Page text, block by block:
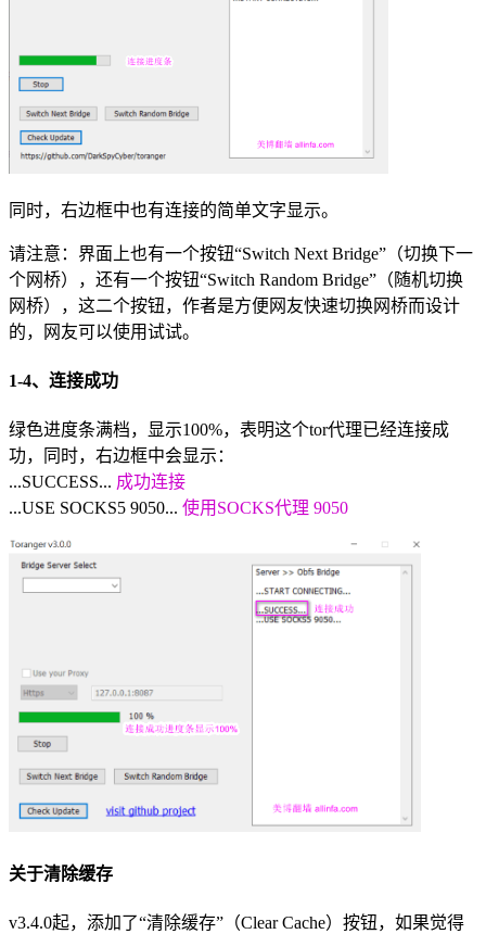
同时，右边框中也有连接的简单文字显示。
请注意：界面上也有一个按钮“Switch Next Bridge”（切换下一
个网桥），还有一个按钮“Switch Random Bridge”（随机切换
网桥），这二个按钮，作者是方便网友快速切换网桥而设计
的，网友可以使用试试。
1-4、连接成功
绿色进度条满档，显示100%，表明这个tor代理已经连接成
功，同时，右边框中会显示：
...SUCCESS... 成功连接
...USE SOCKS5 9050... 使用SOCKS代理 9050
关于清除缓存
v3.4.0起，添加了“清除缓存”（Clear Cache）按钮，如果觉得